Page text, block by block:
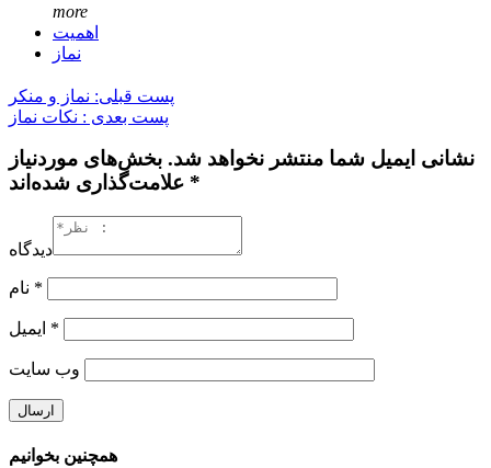
more
اهمیت
نماز
پست قبلی: نماز و منکر
پست بعدی : نکات نماز
نشانی ایمیل شما منتشر نخواهد شد. بخش‌های موردنیاز
علامت‌گذاری شده‌اند *
دیدگاه
*
*
وب‌ سایت
همچنین بخوانیم